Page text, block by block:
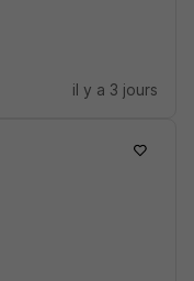
il y a 3 jours